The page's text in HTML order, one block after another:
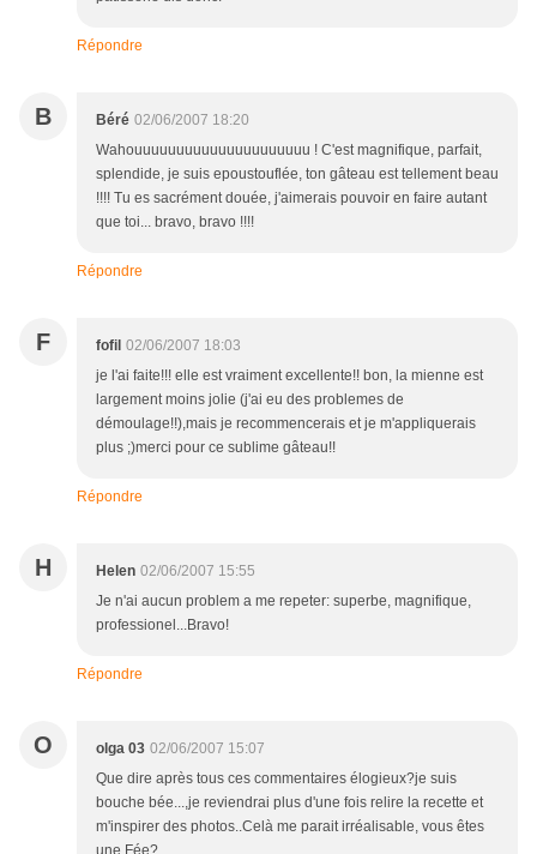
Répondre
B Béré 02/06/2007 18:20
Wahouuuuuuuuuuuuuuuuuuuuu ! C'est magnifique, parfait,
splendide, je suis epoustouflée, ton gâteau est tellement beau
!!!! Tu es sacrément douée, j'aimerais pouvoir en faire autant
que toi... bravo, bravo !!!!
Répondre
F fofil 02/06/2007 18:03
je l'ai faite!!! elle est vraiment excellente!! bon, la mienne est
largement moins jolie (j'ai eu des problemes de
démoulage!!),mais je recommencerais et je m'appliquerais
plus ;)merci pour ce sublime gâteau!!
Répondre
H Helen 02/06/2007 15:55
Je n'ai aucun problem a me repeter: superbe, magnifique,
professionel...Bravo!
Répondre
O olga 03 02/06/2007 15:07
Que dire après tous ces commentaires élogieux?je suis
bouche bée...,je reviendrai plus d'une fois relire la recette et
m'inspirer des photos..Celà me parait irréalisable, vous êtes
une Fée?